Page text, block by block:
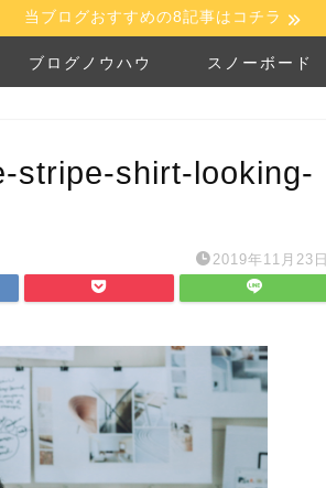
当ブログおすすめの8記事はコチラ
ブログノウハウ スノーボード
stripe-shirt-looking-
2019年11月23日